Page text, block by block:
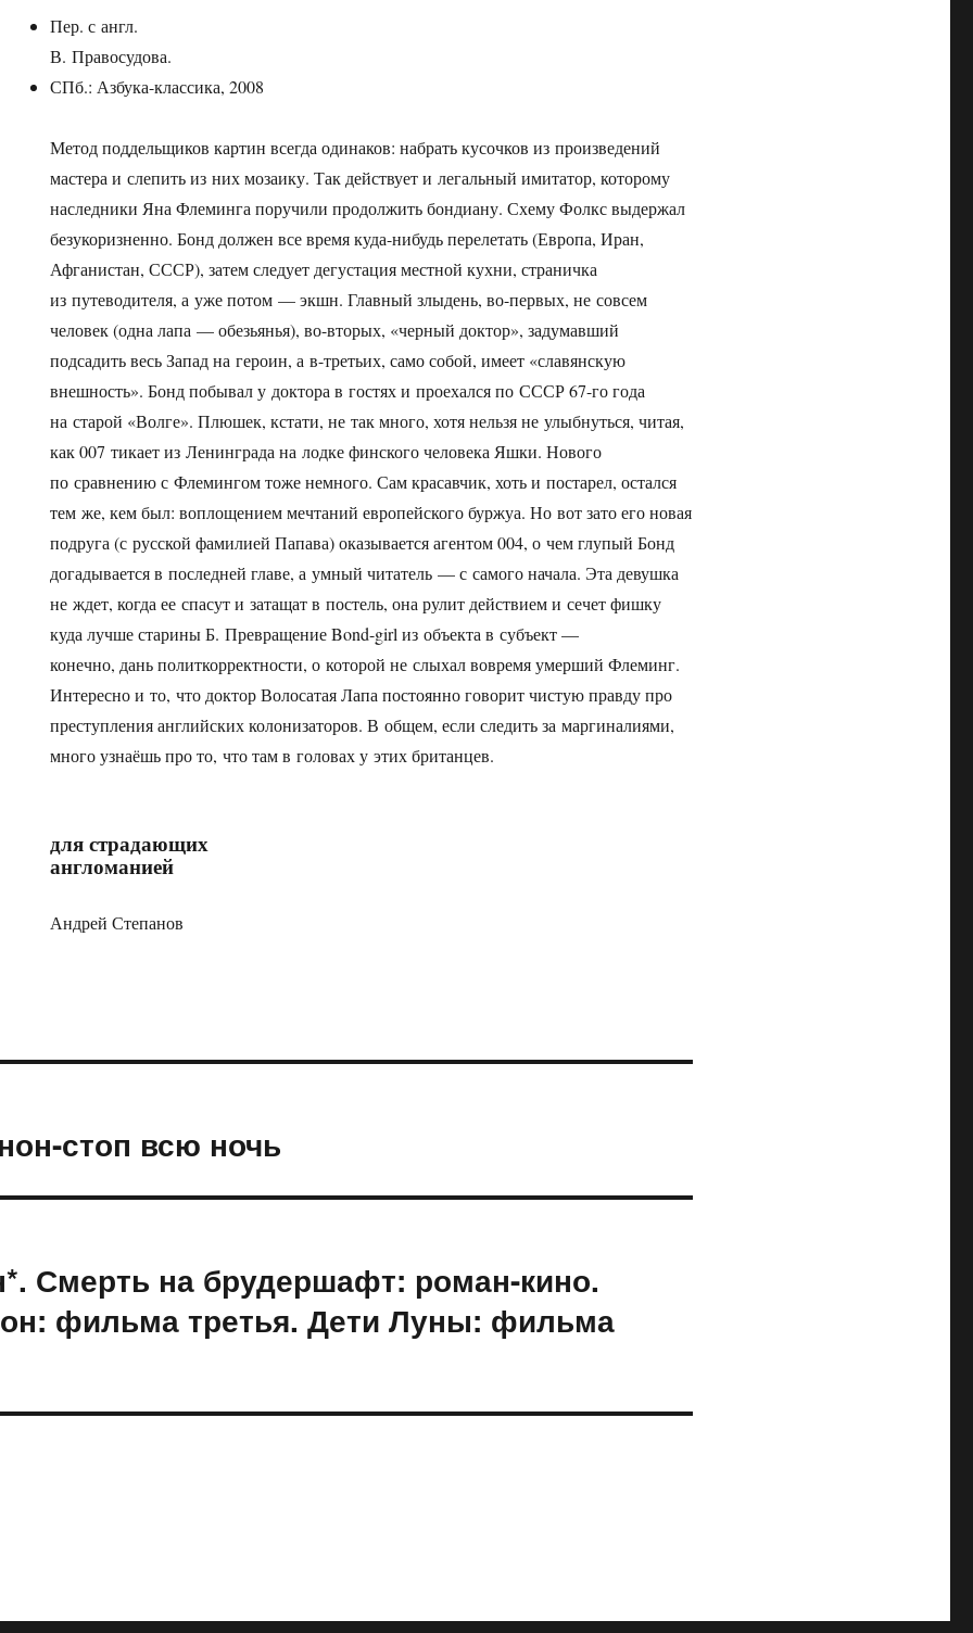
Пер. с англ.
В. Правосудова.
СПб.: Азбука-классика, 2008
Метод поддельщиков картин всегда одинаков: набрать кусочков из произведений
мастера и слепить из них мозаику. Так действует и легальный имитатор, которому
наследники Яна Флеминга поручили продолжить бондиану. Схему Фолкс выдержал
безукоризненно. Бонд должен все время куда-нибудь перелетать (Европа, Иран,
Афганистан, СССР), затем следует дегустация местной кухни, страничка
из путеводителя, а уже потом — экшн. Главный злыдень, во-первых, не совсем
человек (одна лапа — обезьянья), во-вторых, «черный доктор», задумавший
подсадить весь Запад на героин, а в-третьих, само собой, имеет «славянскую
внешность». Бонд побывал у доктора в гостях и проехался по СССР 67-го года
на старой «Волге». Плюшек, кстати, не так много, хотя нельзя не улыбнуться, читая,
как 007 тикает из Ленинграда на лодке финского человека Яшки. Нового
по сравнению с Флемингом тоже немного. Сам красавчик, хоть и постарел, остался
тем же, кем был: воплощением мечтаний европейского буржуа. Но вот зато его новая
подруга (с русской фамилией Папава) оказывается агентом 004, о чем глупый Бонд
догадывается в последней главе, а умный читатель — с самого начала. Эта девушка
не ждет, когда ее спасут и затащат в постель, она рулит действием и сечет фишку
куда лучше старины Б. Превращение Bond-girl из объекта в субъект —
конечно, дань политкорректности, о которой не слыхал вовремя умерший Флеминг.
Интересно и то, что доктор Волосатая Лапа постоянно говорит чистую правду про
преступления английских колонизаторов. В общем, если следить за маргиналиями,
много узнаёшь про то, что там в головах у этих британцев.
для страдающих
англоманией
Андрей Степанов
стоп всю ночь
Смерть на брудершафт: роман-кино.
фильма третья. Дети Луны: фильма